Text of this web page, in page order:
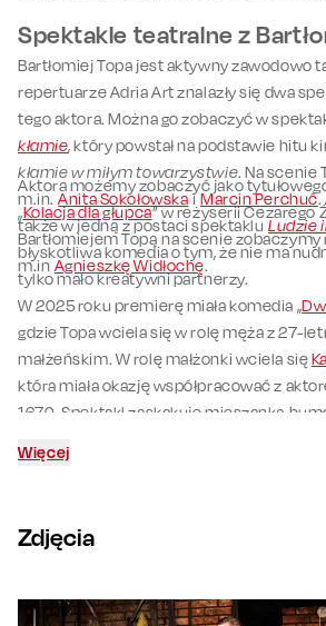
Spektakle teatralne z
Bartłomiej Topa jest aktywny zawodowo
repertuarze Adria Art znalazły się dwa
tego aktora. Można go zobaczyć w
kłamie, który powstał na podstawie hitu
kłamie w miłym towarzystwie. Na scenie
m.in.Anita Sokołowska iMarcin Perchuć.
także w jedną z postaci spektakluLudzie
błyskotliwa komedia o tym, że nie ma
tylko mało kreatywni partnerzy.
Aktora możemy zobaczyć jako
„Kolacja dla głupca” w reżyserii Cezarego
Bartłomiejem Topą na scenie
m.in Agnieszkę Widłochę.
W 2025 roku premierę miała komedia „
gdzie Topa wciela się w rolę męża z 27-
małżeńskim. W rolę małżonki wciela się
która miała okazję współpracować z
1670. Spektakl zaskakuje mieszanką
napięciu od początku do końca.
Więcej
Zdjęcia